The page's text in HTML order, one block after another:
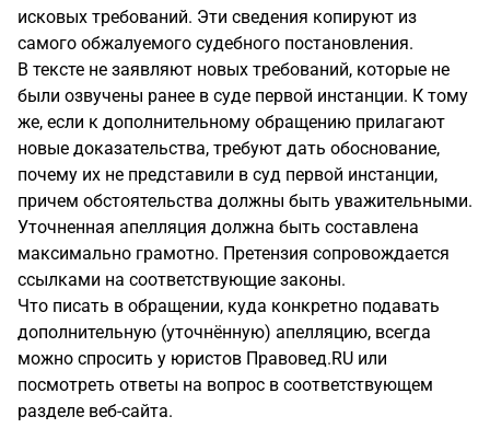
исковых требований. Эти сведения копируют из
самого обжалуемого судебного постановления.
В тексте не заявляют новых требований, которые не
были озвучены ранее в суде первой инстанции. К тому
же, если к дополнительному обращению прилагают
новые доказательства, требуют дать обоснование,
почему их не представили в суд первой инстанции,
причем обстоятельства должны быть уважительными.
Уточненная апелляция должна быть составлена
максимально грамотно. Претензия сопровождается
ссылками на соответствующие законы.
Что писать в обращении, куда конкретно подавать
дополнительную (уточнённую) апелляцию, всегда
можно спросить у юристов Правовед.RU или
посмотреть ответы на вопрос в соответствующем
разделе веб-сайта.